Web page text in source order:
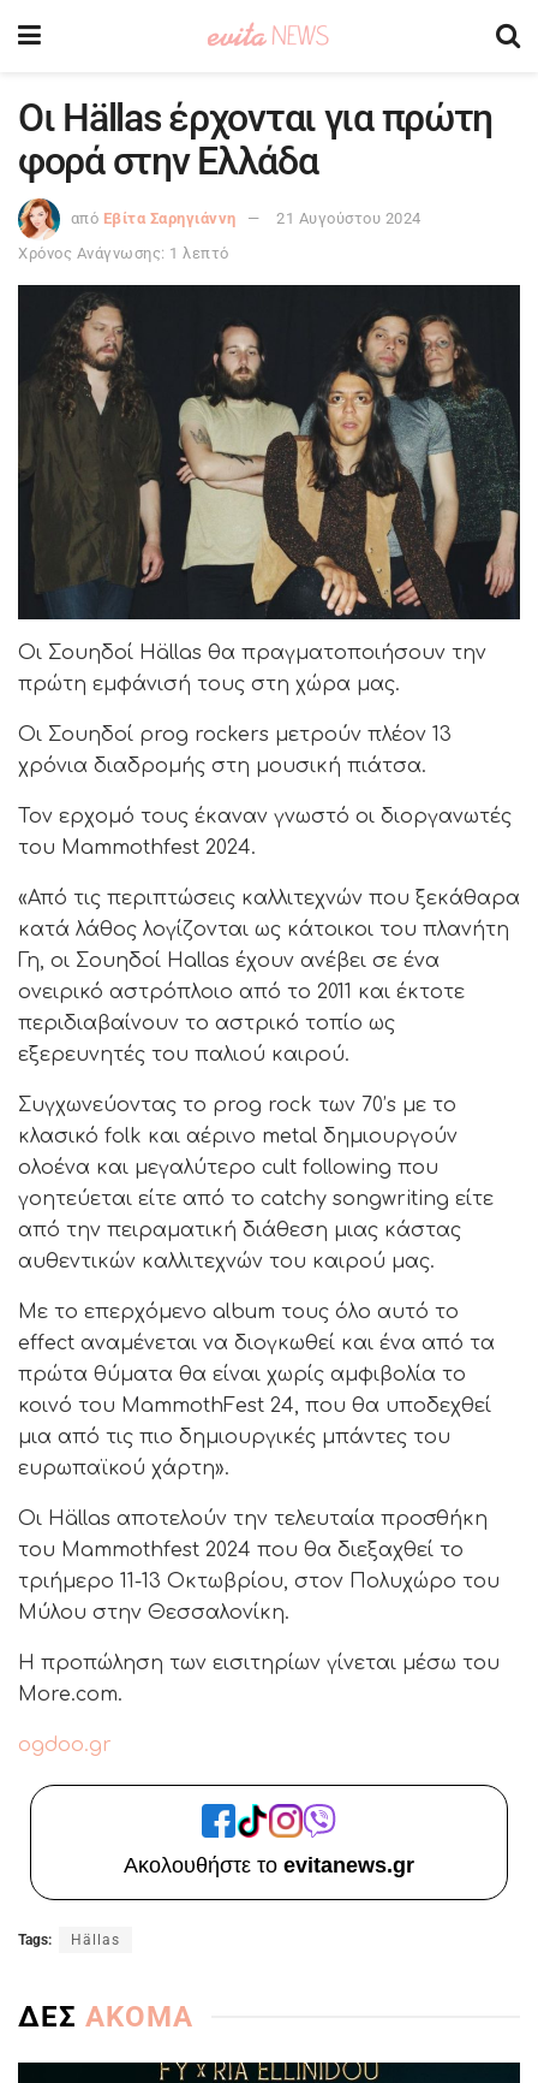
Οι Hällas έρχονται για πρώτη
φορά στην Ελλάδα
από Εβίτα Σαρηγιάννη
21 Αυγούστου 2024
Χρόνος Ανάγνωσης: 1 λεπτό
Οι Σουηδοί Hällas θα πραγματοποιήσουν την
πρώτη εμφάνισή τους στη χώρα μας.
Οι Σουηδοί prog rockers μετρούν πλέον 13
χρόνια διαδρομής στη μουσική πιάτσα.
Τον ερχομό τους έκαναν γνωστό οι διοργανωτές
του Mammothfest 2024.
«Από τις περιπτώσεις καλλιτεχνών που ξεκάθαρα
κατά λάθος λογίζονται ως κάτοικοι του πλανήτη
Γη, οι Σουηδοί Hallas έχουν ανέβει σε ένα
ονειρικό αστρόπλοιο από το 2011 και έκτοτε
περιδιαβαίνουν το αστρικό τοπίο ως
εξερευνητές του παλιού καιρού.
Συγχωνεύοντας το prog rock των 70’s με το
κλασικό folk και αέρινο metal δημιουργούν
ολοένα και μεγαλύτερο cult following που
γοητεύεται είτε από το catchy songwriting είτε
από την πειραματική διάθεση μιας κάστας
αυθεντικών καλλιτεχνών του καιρού μας.
Με το επερχόμενο album τους όλο αυτό το
effect αναμένεται να διογκωθεί και ένα από τα
πρώτα θύματα θα είναι χωρίς αμφιβολία το
κοινό του MammothFest 24, που θα υποδεχθεί
μια από τις πιο δημιουργικές μπάντες του
ευρωπαϊκού χάρτη».
Οι Hällas αποτελούν την τελευταία προσθήκη
του Mammothfest 2024 που θα διεξαχθεί το
τριήμερο 11-13 Οκτωβρίου, στον Πολυχώρο του
Μύλου στην Θεσσαλονίκη.
Η προπώληση των εισιτηρίων γίνεται μέσω του
More.com.
ogdoo.gr
Ακολουθήστε το evitanews.gr
Tags: Hällas
ΔΕΣ ΑΚΟΜΑ